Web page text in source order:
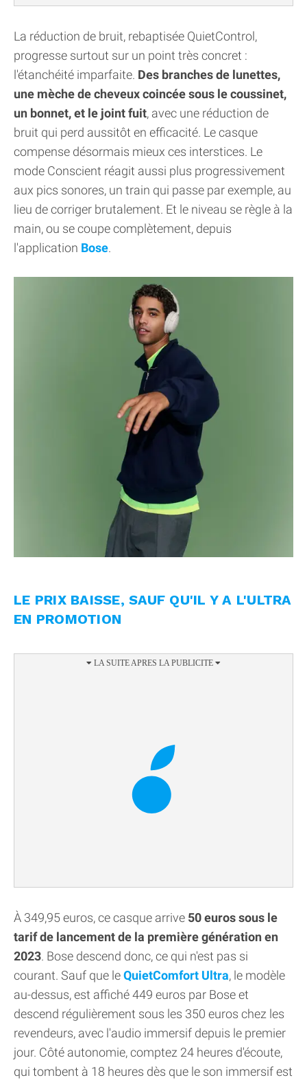
La réduction de bruit, rebaptisée QuietControl,
progresse surtout sur un point très concret :
l'étanchéité imparfaite. Des branches de lunettes,
une mèche de cheveux coincée sous le coussinet,
un bonnet, et le joint fuit, avec une réduction de
bruit qui perd aussitôt en efficacité. Le casque
compense désormais mieux ces interstices. Le
mode Conscient réagit aussi plus progressivement
aux pics sonores, un train qui passe par exemple, au
lieu de corriger brutalement. Et le niveau se règle à la
main, ou se coupe complètement, depuis
l'application Bose.
LE PRIX BAISSE, SAUF QU'IL Y A L'ULTRA
EN PROMOTION
À 349,95 euros, ce casque arrive 50 euros sous le
tarif de lancement de la première génération en
2023. Bose descend donc, ce qui n'est pas si
courant. Sauf que leQuietComfort Ultra, le modèle
au-dessus, est affiché 449 euros par Bose et
descend régulièrement sous les 350 euros chez les
revendeurs, avec l'audio immersif depuis le premier
jour. Côté autonomie, comptez 24 heures d'écoute,
qui tombent à 18 heures dès que le son immersif est